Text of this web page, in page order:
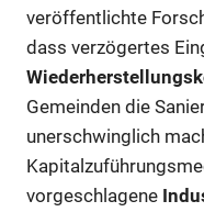
veröffentlichte
dass verzögertes
Gemeinden die
unerschwinglich
vorgeschlagene